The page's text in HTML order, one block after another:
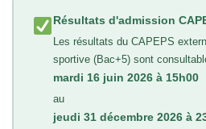
Résultats d'admission
Les résultats du CAPEPS
sportive (Bac+5) sont
mardi 16 juin 2026 à 15h00
au
jeudi 31 décembre 2026 à